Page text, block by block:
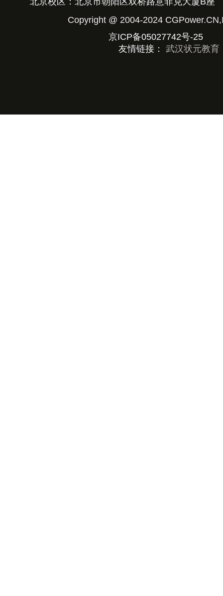
Copyright @ 2004-2024
京ICP备05027742号-25
友情链接：武汉状元教育